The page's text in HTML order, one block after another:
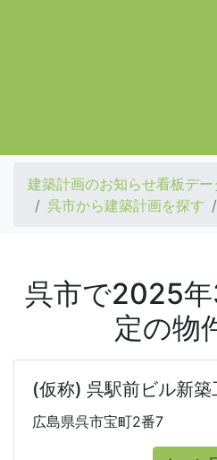
建築計画のお知らせ看板デー
呉市から建築計画を探す
呉市で2025
定の物
(仮称) 呉駅前ビル新築
広島県呉市宝町2番7